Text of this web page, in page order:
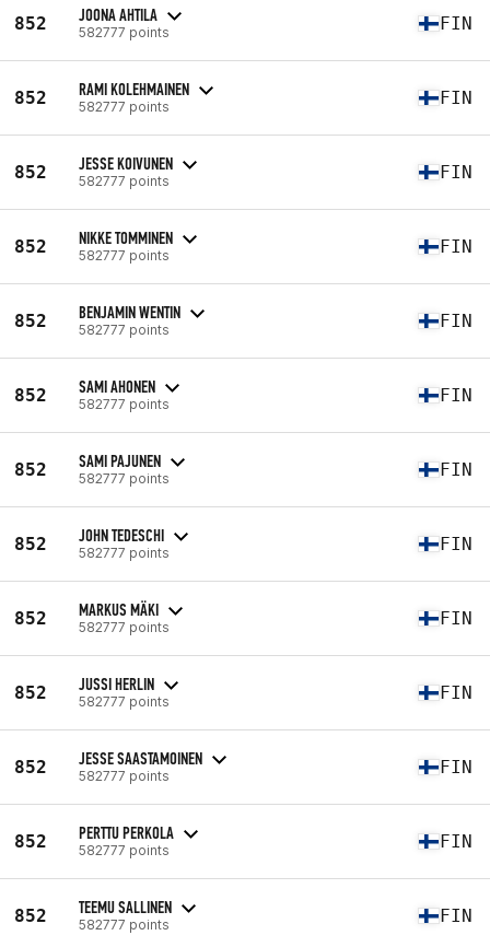
852 JOONA AHTILA
582777 points FIN
852 RAMI KOLEHMAINEN
582777 points FIN
852 JESSE KOIVUNEN
582777 points FIN
852 NIKKE TOMMINEN
582777 points FIN
852 BENJAMIN WENTIN
582777 points FIN
852 SAMI AHONEN
582777 points FIN
852 SAMI PAJUNEN
582777 points FIN
852 JOHN TEDESCHI
582777 points FIN
852 MARKUS MÄKI
582777 points FIN
852 JUSSI HERLIN
582777 points FIN
852 JESSE SAASTAMOINEN
582777 points FIN
852 PERTTU PERKOLA
582777 points FIN
852 TEEMU SALLINEN
582777 points FIN